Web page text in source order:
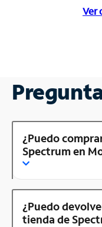
Ver
¿Puedo
Spectrum en
¿Puedo
tienda de